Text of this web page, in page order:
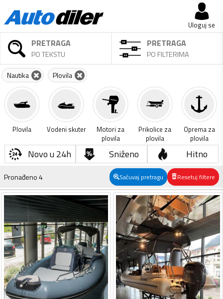
Uloguj se
PRETRAGA
PO TEKSTU
PRETRAGA
PO FILTERIMA
Nautika Plovila
Plovila Vodeni skuter
Motori za
plovila
Prikolice za
plovila
Oprema za
plovila
Novo u 24h Sniženo Hitno
Pronađeno4 Sačuvaj pretragu Resetuj filtere